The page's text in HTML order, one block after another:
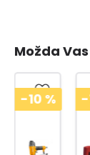
Možda
-10 % -